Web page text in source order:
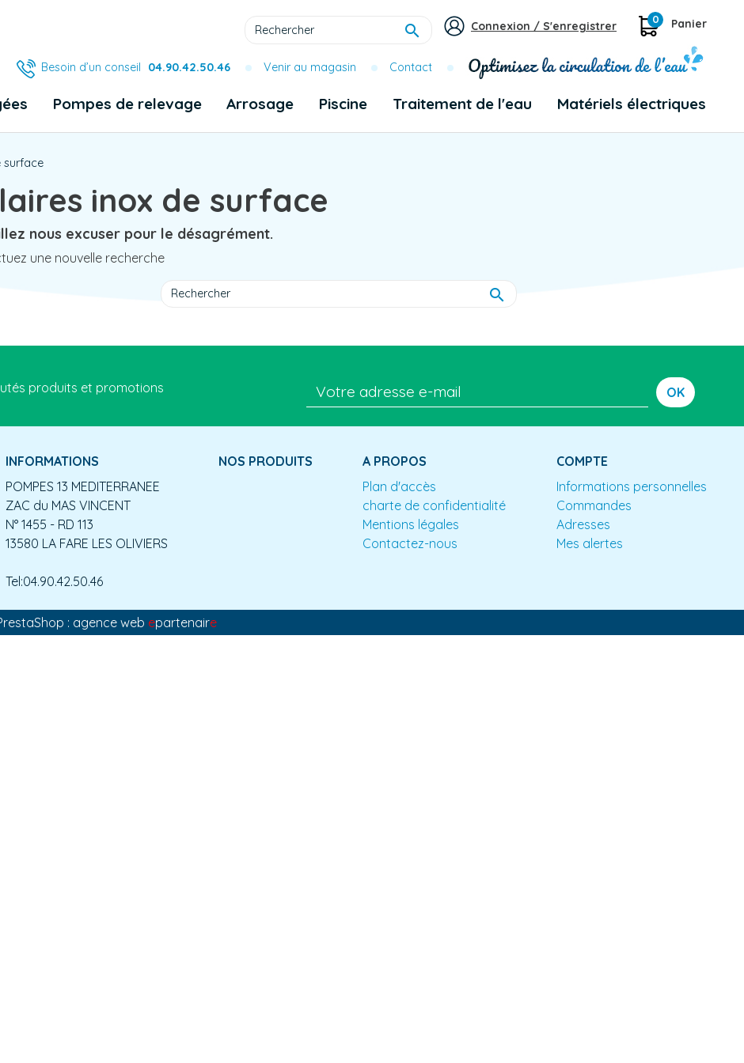
 Connexion / S'enregistrer 0 Panier
Besoin d’un conseil 04.90.42.50.46 Venir au magasin Contact
Pompes de relevage Arrosage Piscine Traitement de l'eau Matériels électriques
surface
inox de surface
nous excuser pour le désagrément.
une nouvelle recherche

produits et promotions OK
INFORMATIONS
POMPES 13 MEDITERRANEE
ZAC du MAS VINCENT
N° 1455 - RD 113
13580 LA FARE LES OLIVIERS
Tel:04.90.42.50.46
NOS PRODUITS
A PROPOS
Plan d'accès
charte de confidentialité
Mentions légales
Contactez-nous
COMPTE
Informations personnelles
Commandes
Adresses
Mes alertes
: agence web epartenaire